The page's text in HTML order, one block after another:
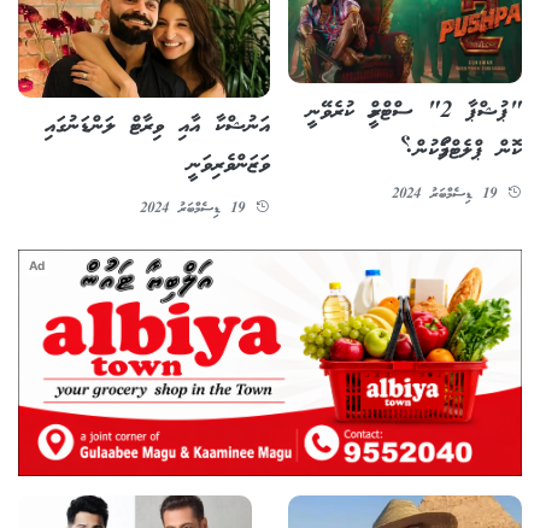
"ޕުޝްޕާ 2" ސްޓްރީމް ކުރެވޭނީ
ކޮން ޕްލެޓްފޯމަކުން؟
19 ޑިސެމްބަރު 2024
އަނުޝްކާ އާއި ވިރާޓް ލަންޑަނުގައި
ވަޒަންވެރިވަނީ
19 ޑިސެމްބަރު 2024
Ad